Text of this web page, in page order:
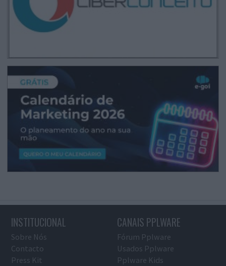
INSTITUCIONAL
Sobre Nós
Contacto
Press Kit
CANAIS PPLWARE
Fórum Pplware
Usados Pplware
Pplware Kids